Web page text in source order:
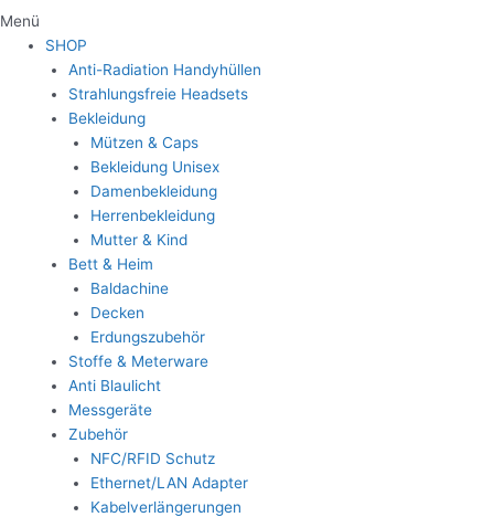
Menü
SHOP
Anti-Radiation Handyhüllen
Strahlungsfreie Headsets
Bekleidung
Mützen & Caps
Bekleidung Unisex
Damenbekleidung
Herrenbekleidung
Mutter & Kind
Bett & Heim
Baldachine
Decken
Erdungszubehör
Stoffe & Meterware
Anti Blaulicht
Messgeräte
Zubehör
NFC/RFID Schutz
Ethernet/LAN Adapter
Kabelverlängerungen